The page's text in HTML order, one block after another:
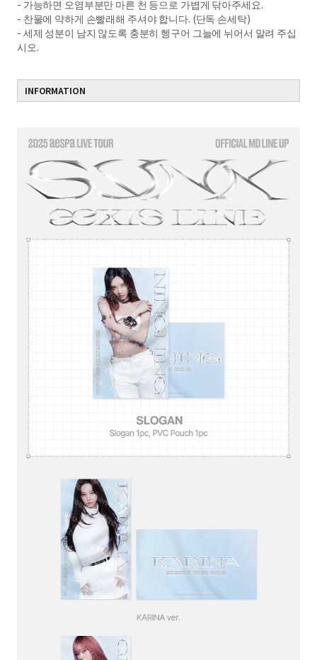
- 가능하면 오염부분만 마른 천 등으로 가볍게 닦아주세요.
- 찬물에 약하게 손빨래해 주셔야 합니다. (단독 손세탁)
- 세제 성분이 남지 않도록 충분히 헹구어 그늘에 뉘어서 말려 주십
시오.
INFORMATION